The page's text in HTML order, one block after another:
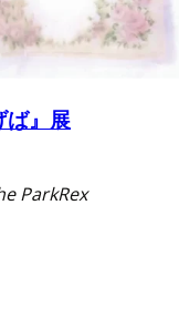
ば』展
ParkRex